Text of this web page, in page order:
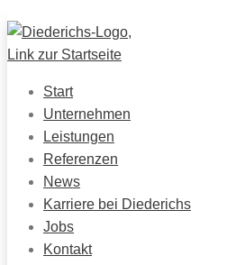
Start
Unternehmen
Leistungen
Referenzen
News
Karriere bei Diederichs
Jobs
Kontakt